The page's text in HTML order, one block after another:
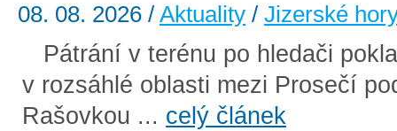
08. 08. 2026 / Aktuality / Jizerské
Pátrání v terénu po hledači
v rozsáhlé oblasti mezi Prosečí
Rašovkou ... celý článek